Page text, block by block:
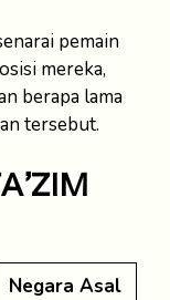
pemain
mereka,
berapa lama
tersebut.
Negara Asal